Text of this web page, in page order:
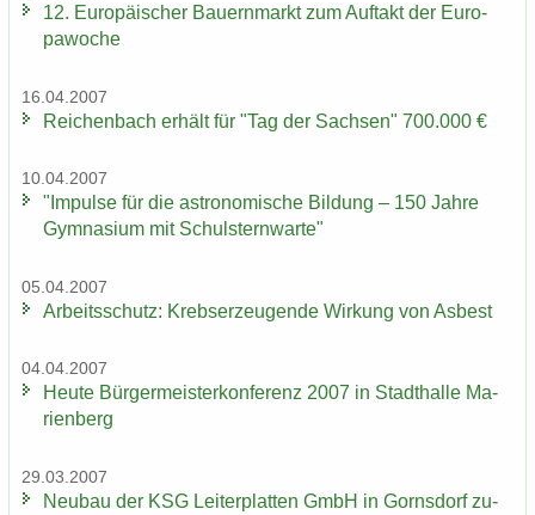
12. Eu­ro­päi­scher Bau­ern­markt zum Auf­takt der Eu­ro­
pa­wo­che
16.04.2007
Rei­chen­bach er­hält für "Tag der Sach­sen" 700.000 €
10.04.2007
"Im­pul­se für die as­tro­no­mi­sche Bil­dung – 150 Jahre
Gym­na­si­um mit Schul­stern­war­te"
05.04.2007
Ar­beits­schutz: Krebs­er­zeu­gen­de Wir­kung von Asbest
04.04.2007
Heute Bür­ger­meis­ter­kon­fe­renz 2007 in Stadt­hal­le Ma­
ri­en­berg
29.03.2007
Neu­bau der KSG Lei­ter­plat­ten GmbH in Gorns­dorf zu­